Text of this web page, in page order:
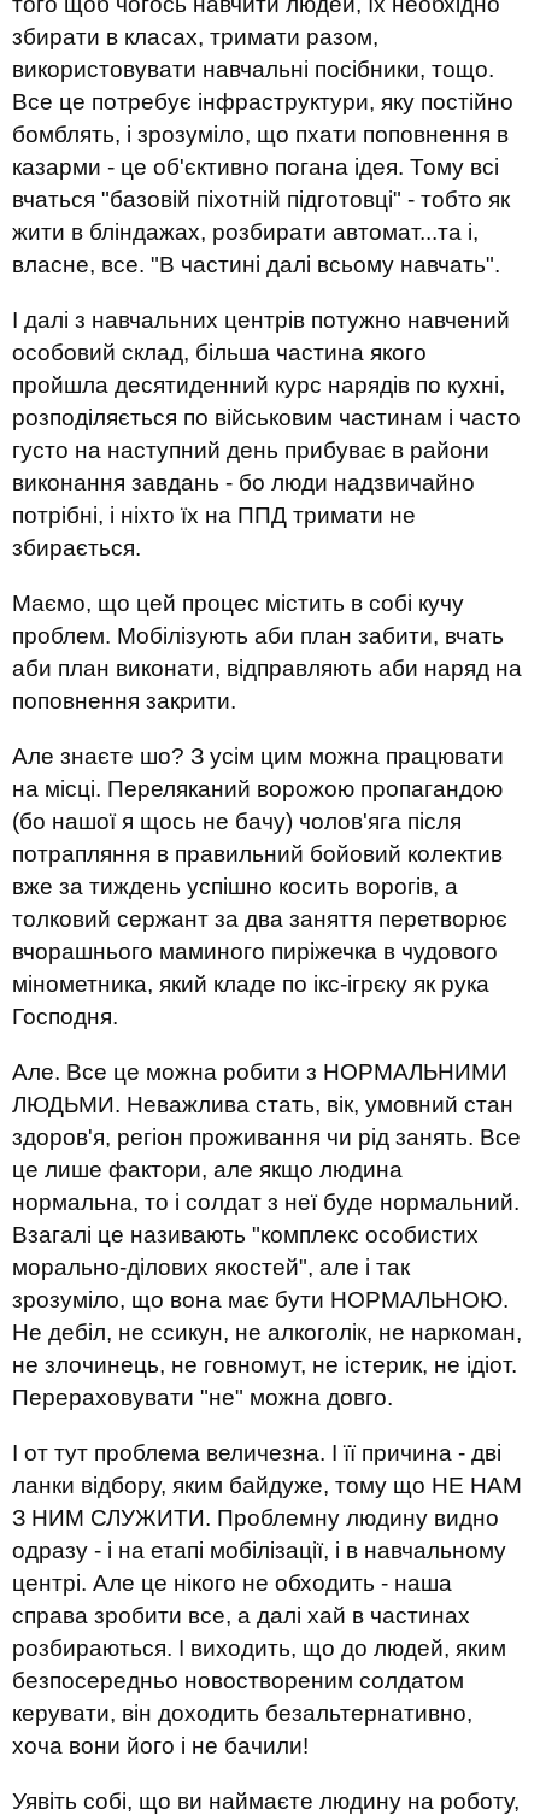
збирати в класах, тримати разом,
використовувати навчальні посібники, тощо.
Все це потребує інфраструктури, яку постійно
бомблять, і зрозуміло, що пхати поповнення в
казарми - це об'єктивно погана ідея. Тому всі
вчаться "базовій піхотній підготовці" - тобто як
жити в бліндажах, розбирати автомат...та і,
власне, все. "В частині далі всьому навчать".
І далі з навчальних центрів потужно навчений
особовий склад, більша частина якого
пройшла десятиденний курс нарядів по кухні,
розподіляється по військовим частинам і часто
густо на наступний день прибуває в райони
виконання завдань - бо люди надзвичайно
потрібні, і ніхто їх на ППД тримати не
збирається.
Маємо, що цей процес містить в собі кучу
проблем. Мобілізують аби план забити, вчать
аби план виконати, відправляють аби наряд на
поповнення закрити.
Але знаєте шо? З усім цим можна працювати
на місці. Переляканий ворожою пропагандою
(бо нашої я щось не бачу) чолов'яга після
потрапляння в правильний бойовий колектив
вже за тиждень успішно косить ворогів, а
толковий сержант за два заняття перетворює
вчорашнього маминого пиріжечка в чудового
мінометника, який кладе по ікс-ігрєку як рука
Господня.
Але. Все це можна робити з НОРМАЛЬНИМИ
ЛЮДЬМИ. Неважлива стать, вік, умовний стан
здоров'я, регіон проживання чи рід занять. Все
це лише фактори, але якщо людина
нормальна, то і солдат з неї буде нормальний.
Взагалі це називають "комплекс особистих
морально-ділових якостей", але і так
зрозуміло, що вона має бути НОРМАЛЬНОЮ.
Не дебіл, не ссикун, не алкоголік, не наркоман,
не злочинець, не говномут, не істерик, не ідіот.
Перераховувати "не" можна довго.
І от тут проблема величезна. І її причина - дві
ланки відбору, яким байдуже, тому що НЕ НАМ
З НИМ СЛУЖИТИ. Проблемну людину видно
одразу - і на етапі мобілізації, і в навчальному
центрі. Але це нікого не обходить - наша
справа зробити все, а далі хай в частинах
розбираються. І виходить, що до людей, яким
безпосередньо новоствореним солдатом
керувати, він доходить безальтернативно,
хоча вони його і не бачили!
Уявіть собі, що ви наймаєте людину на роботу,